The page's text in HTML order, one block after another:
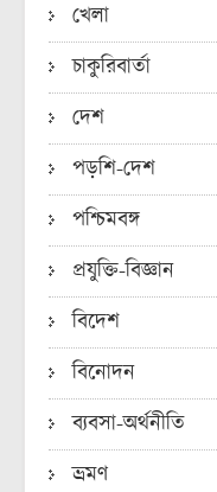
খেলা
চাকুরিবার্তা
দেশ
পড়শি-দেশ
পশ্চিমবঙ্গ
প্রযুক্তি-বিজ্ঞান
বিদেশ
বিনোদন
ব্যবসা-অর্থনীতি
ভ্রমণ